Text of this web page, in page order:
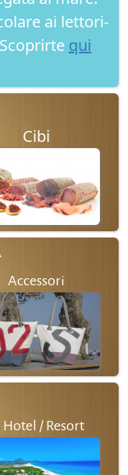
ai lettori-
qui
Cibi
Accessori
Hotel / Resort